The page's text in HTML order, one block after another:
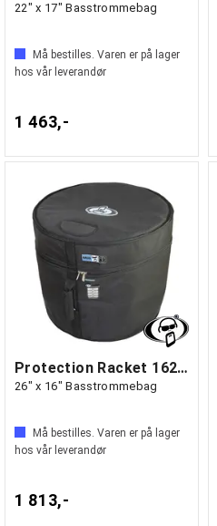
22" x 17" Basstrommebag
Må bestilles. Varen er på lager
hos vår leverandør
1 463,-
Protection Racket 1626-00
26" x 16" Basstrommebag
Må bestilles. Varen er på lager
hos vår leverandør
1 813,-